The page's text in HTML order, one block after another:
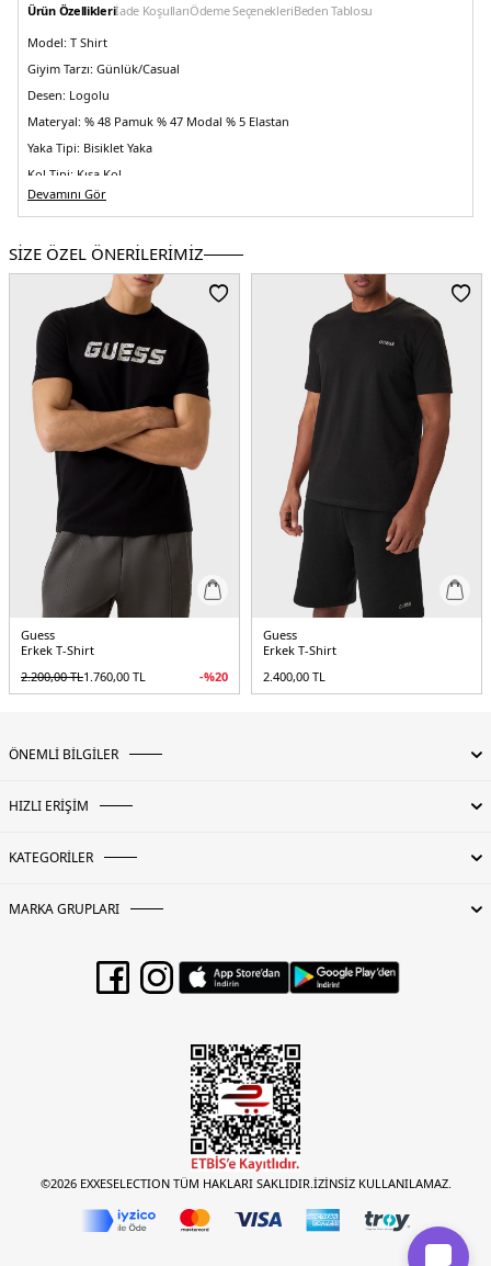
Ürün Özellikleriİade KoşullarıÖdeme SeçenekleriBeden Tablosu
Model: T Shirt
Giyim Tarzı: Günlük/Casual
Desen: Logolu
Materyal: % 48 Pamuk % 47 Modal % 5 Elastan
Yaka Tipi: Bisiklet Yaka
Kol Tipi: Kısa Kol
Kumaş Tipi:Belirtilmemiş
Kalıp Bilgisi:Regular Fit
Yaş Grubu:Yetişkin
Menşei:Bangladeş
5DY1Z2YI12JR06KJBLK.07
Devamını Gör
SİZE ÖZEL ÖNERİLERİMİZ
Guess
Erkek T-Shirt
2.200,00TL1.760,00 TL -%20
Guess
Erkek T-Shirt
2.400,00 TL
ÖNEMLİ BİLGİLER
HIZLI ERİŞİM
KATEGORİLER
MARKA GRUPLARI
©2026 EXXESELECTION TÜM HAKLARI SAKLIDIR.İZİNSİZ KULLANILAMAZ.